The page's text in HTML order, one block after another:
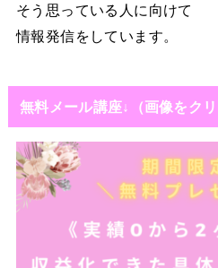
そう思っている人に向けて
情報発信をしています。
無料メール講座↓（画像をクリ